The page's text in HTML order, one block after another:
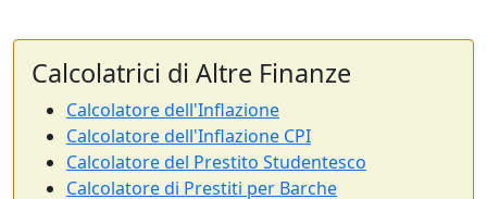
Calcolatrici di Altre Finanze
Calcolatore dell'Inflazione
Calcolatore dell'Inflazione CPI
Calcolatore del Prestito Studentesco
Calcolatore di Prestiti per Barche